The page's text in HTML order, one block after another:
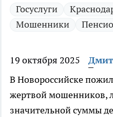
Госуслуги
Мошенники
19 октября 2025
В Новороссийске
жертвой мошенников,
значительной суммы